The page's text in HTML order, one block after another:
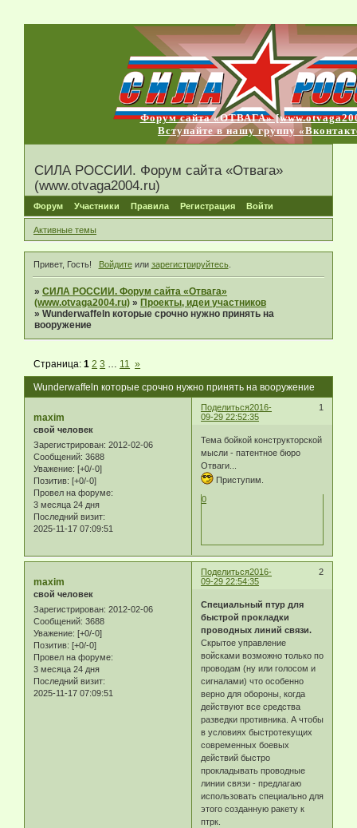
Форум сайта «ОТВАГА»
Вступайте в нашу группу
СИЛА РОССИИ. Форум сайта «Отвага»
(www.otvaga2004.ru)
Форум Участники Правила Регистрация Войти
Активные темы
Привет, Гость! Войдитеили зарегистрируйтесь.
»СИЛА РОССИИ. Форум сайта «Отвага»
(www.otvaga2004.ru) » Проекты, идеи участников
»Wunderwaffeln которые срочно нужно принять на
вооружение
Wunderwaffeln которые срочно нужно принять на вооружение
Страница:1 2 3 11 »
Поделиться 1
2016-
09-29 22:52:35
maxim
свой человек
Зарегистрирован: 2012-02-06
Сообщений: 3688
Уважение: [+0/-0]
Позитив: [+0/-0]
Провел на форуме:
3 месяца 24 дня
Последний визит:
2025-11-17 07:09:51
Тема бойкой конструкторской
мысли - патентное бюро
Отваги...
Приступим.
0
Поделиться 2
2016-
09-29 22:54:35
maxim
свой человек
Зарегистрирован: 2012-02-06
Сообщений: 3688
Уважение: [+0/-0]
Позитив: [+0/-0]
Провел на форуме:
3 месяца 24 дня
Последний визит:
2025-11-17 07:09:51
Специальный птур для
быстрой прокладки
проводных линий связи.
Скрытое управление
войсками возможно только по
проводам (ну или голосом и
сигналами) что особенно
верно для обороны, когда
действуют все средства
разведки противника. А чтобы
в условиях быстротекущих
современных боевых
действий быстро
прокладывать проводные
линии связи - предлагаю
использовать специально для
этого созданную ракету к
птрк.